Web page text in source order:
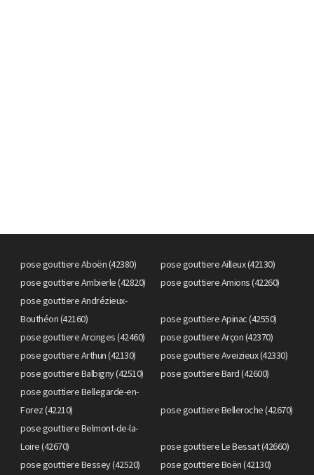
pose gouttiere Aboën (42380)
pose gouttiere Ailleux (42130)
pose gouttiere Ambierle (42820)
pose gouttiere Amions (42260)
pose gouttiere Andrézieux-
Bouthéon (42160)
pose gouttiere Apinac (42550)
pose gouttiere Arcinges (42460)
pose gouttiere Arçon (42370)
pose gouttiere Arthun (42130)
pose gouttiere Aveizieux (42330)
pose gouttiere Balbigny (42510)
pose gouttiere Bard (42600)
pose gouttiere Bellegarde-en-
Forez (42210)
pose gouttiere Belleroche (42670)
pose gouttiere Belmont-de-la-
Loire (42670)
pose gouttiere Le Bessat (42660)
pose gouttiere Bessey (42520)
pose gouttiere Boën (42130)